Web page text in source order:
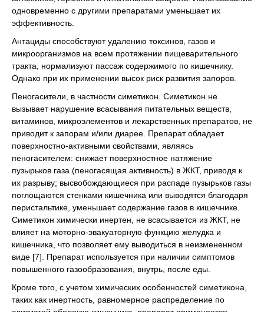
одновременно с другими препаратами уменьшает их
эффективность.
Антациды способствуют удалению токсинов, газов и
микроорганизмов на всем протяжении пищеварительного
тракта, нормализуют пассаж содержимого по кишечнику.
Однако при их применении высок риск развития запоров.
Пеногасители, в частности симетикон. Симетикон не
вызывает нарушение всасывания питательных веществ,
витаминов, микроэлементов и лекарственных препаратов, не
приводит к запорам и/или диарее. Препарат обладает
поверхностно-активными свойствами, являясь
пеногасителем: снижает поверхностное натяжение
пузырьков газа (пеногасящая активность) в ЖКТ, приводя к
их разрыву; высвобождающиеся при распаде пузырьков газы
поглощаются стенками кишечника или выводятся благодаря
перистальтике, уменьшает содержание газов в кишечнике.
Симетикон химически инертен, не всасывается из ЖКТ, не
влияет на моторно-эвакуаторную функцию желудка и
кишечника, что позволяет ему выводиться в неизмененном
виде [7]. Препарат используется при наличии симптомов
повышенного газообразования, внутрь, после еды.
Кроме того, с учетом химических особенностей симетикона,
таких как инертность, равномерное распределение по